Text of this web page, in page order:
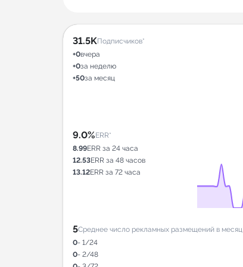
31.5KПодписчиков*
+0вчера
+0за неделю
+50за месяц
9.0%ERR*
8.99ERR за 24 часа
12.53ERR за 48 часов
13.12ERR за 72 часа
5Среднее число рекламных размещений в месяц
0- 1/24
0- 2/48